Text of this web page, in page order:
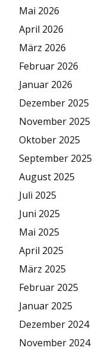
Mai 2026
April 2026
März 2026
Februar 2026
Januar 2026
Dezember 2025
November 2025
Oktober 2025
September 2025
August 2025
Juli 2025
Juni 2025
Mai 2025
April 2025
März 2025
Februar 2025
Januar 2025
Dezember 2024
November 2024